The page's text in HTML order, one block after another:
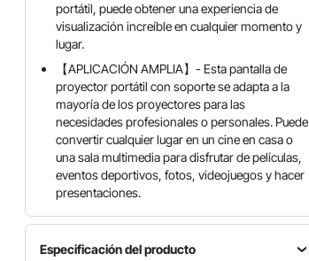
portátil, puede obtener una experiencia de
visualización increíble en cualquier momento y
lugar.
【APLICACIÓN AMPLIA】- Esta pantalla de
proyector portátil con soporte se adapta a la
mayoría de los proyectores para las
necesidades profesionales o personales. Puede
convertir cualquier lugar en un cine en casa o
una sala multimedia para disfrutar de películas,
eventos deportivos, fotos, videojuegos y hacer
presentaciones.
Especificación del producto